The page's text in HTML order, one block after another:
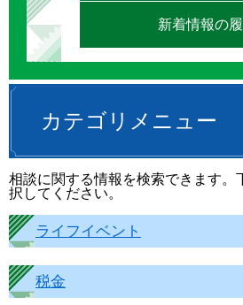
新着情報の
カテゴリメニュー
相談に関する情報を検索できます。
択してください。
ライフイベント
税金